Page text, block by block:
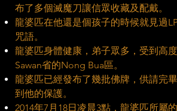
布了多個滅魔刀讓信眾收藏及配戴。
龍婆匹在他還是個孩子的時候就見過
咒語。
龍婆匹身體健康，弟子眾多，受到高
Sawan省的Nong Bua區。
龍婆匹已經發布了幾批佛牌，供請完
到他的保護。
2014年7月18日凌晨3點，龍婆匹所屬